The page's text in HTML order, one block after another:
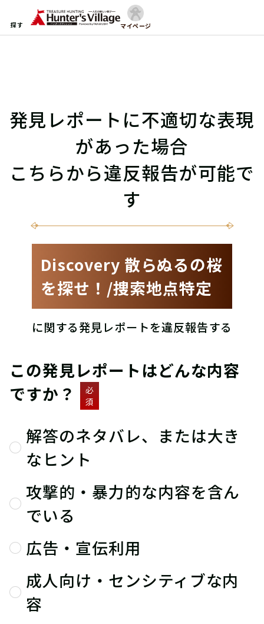
探す マイページ
発見レポートに不適切な表現
があった場合
こちらから違反報告が可能で
す
Discovery 散らぬるの桜
を探せ！/捜索地点特定
に関する発見レポートを違反報告する
この発見レポートはどんな内容
ですか？
必
須
解答のネタバレ、または大き
なヒント
攻撃的・暴力的な内容を含ん
でいる
広告・宣伝利用
成人向け・センシティブな内
容